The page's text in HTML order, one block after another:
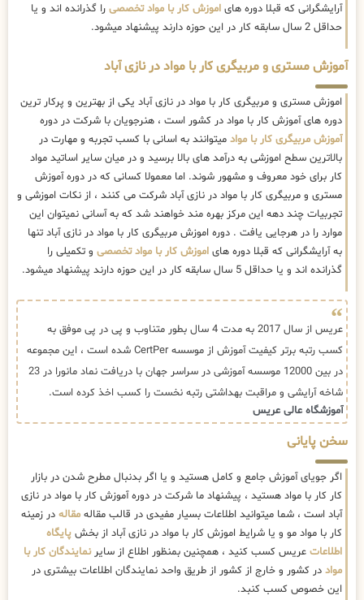
آرایشگرانی که قبلا دوره های اموزش کار با مواد تخصصی را گذرانده اند و یا
حداقل 2 سال سابقه کار در این حوزه دارند پیشنهاد میشود.
آموزش مستری و مربیگری کار با مواد در نازی آباد
اموزش مستری و مربیگری کار با مواد در نازی آباد یکی از بهترین و پرکار ترین
دوره های آموزش کار با مواد در کشور است ، هنرجویان با شرکت در دوره
آموزش مربیگری کار با مواد میتوانند به اسانی با کسب تجربه و مهارت در
بالاترین سطح اموزشی به درآمد های بالا برسید و در میان سایر اساتید مواد
کار برای خود معروف و مشهور شوند. اما معمولا کسانی که در دوره آموزش
مستری و مربیگری کار با مواد در نازی آباد شرکت می کنند ، از نکات اموزشی و
تجربیات چند دهه این مرکز بهره مند خواهند شد که به آسانی نمیتوان این
موارد را در هرجایی یافت . دوره اموزش مربیگری کار با مواد در نازی آباد تنها
به آرایشگرانی که قبلا دوره های اموزش کار با مواد تخصصی و تکمیلی را
گذرانده اند و یا حداقل 5 سال سابقه کار در این حوزه دارند پیشنهاد میشود.
عریس از سال 2017 به مدت 4 سال بطور متناوب و پی در پی موفق به
کسب رتبه برتر کیفیت آموزش از موسسه CertPer شده است ، این مجموعه
در بین 12000 موسسه آموزشی در سراسر جهان با دریافت نماد مانورا در 23
شاخه آرایشی و مراقبت بهداشتی رتبه نخست را کسب اخذ کرده است.
آموزشگاه عالی عریس
سخن پایانی
اگر جویای آموزش جامع و کامل هستید و یا اگر بدنبال مطرح شدن در بازار
کار کار با مواد هستید ، پیشنهاد ما شرکت در دوره آموزش کار با مواد در نازی
آباد است ، شما میتوانید اطلاعات بسیار مفیدی در قالب مقاله مقاله در زمینه
کار با مواد مو و یا شرایط اموزش کار با مواد در نازی آباد از بخش پایگاه
اطلاعات عریس کسب کنید ، همچنین بمنظور اطلاع از سایرنمایندگان کار با
مواد در کشور و خارج از کشور از طریق واحد نمایندگان اطلاعات بیشتری در
این خصوص کسب کنبد.